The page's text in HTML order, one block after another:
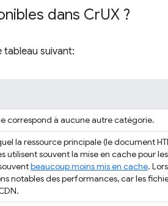
dans CrUX ?
tableau suivant:
correspond à aucune autre catégorie.
la ressource principale (le document
utilisent souvent la mise en cache pour
beaucoup moins mis en cache.
notables des performances, car les